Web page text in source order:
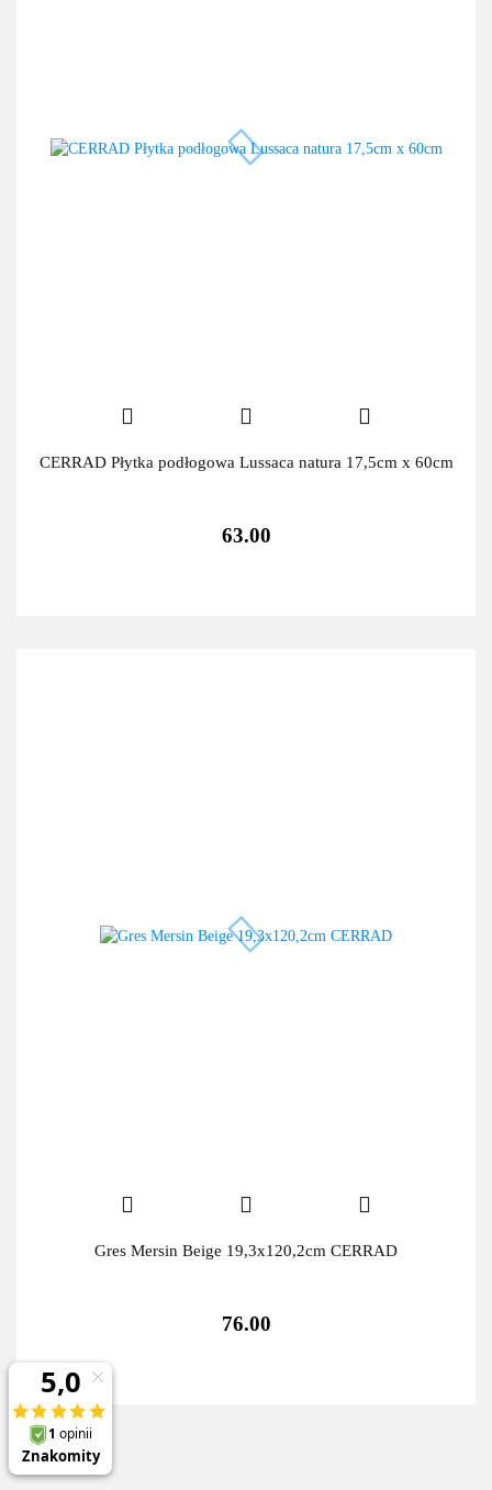
CERRAD Płytka podłogowa Lussaca natura 17,5cm x 60cm
63.00
Gres Mersin Beige 19,3x120,2cm CERRAD
76.00